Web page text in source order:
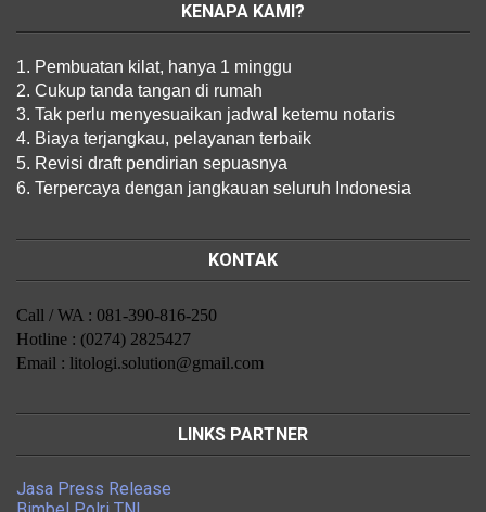
KENAPA KAMI?
1. Pembuatan kilat, hanya 1 minggu
2. Cukup tanda tangan di rumah
3. Tak perlu menyesuaikan jadwal ketemu notaris
4. Biaya terjangkau, pelayanan terbaik
5. Revisi draft pendirian sepuasnya
6. Terpercaya dengan jangkauan seluruh Indonesia
KONTAK
Call / WA : 081-390-816-250
Hotline : (0274) 2825427
Email : litologi.solution@gmail.com
LINKS PARTNER
Jasa Press Release